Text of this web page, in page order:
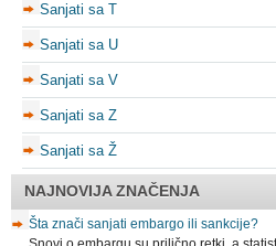
Sanjati sa T
Sanjati sa U
Sanjati sa V
Sanjati sa Z
Sanjati sa Ž
NAJNOVIJA ZNAČENJA
Šta znači sanjati embargo ili sankcije?